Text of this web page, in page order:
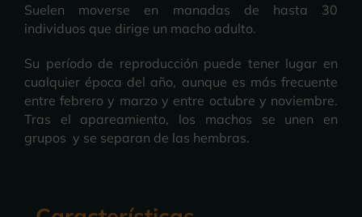
Suelen moverse en manadas de hasta 30
individuos que dirige un macho adulto.
Su período de reproducción puede tener lugar en
cualquier época del año, aunque es más frecuente
entre febrero y marzo y entre octubre y noviembre.
Tras el apareamiento, los machos se unen en
grupos y se separan de las hembras.